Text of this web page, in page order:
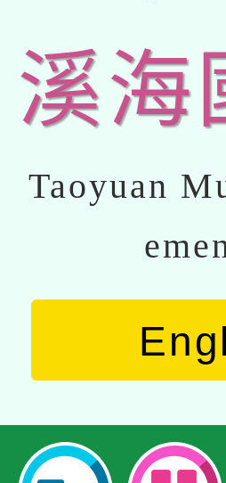
溪海
Taoyuan